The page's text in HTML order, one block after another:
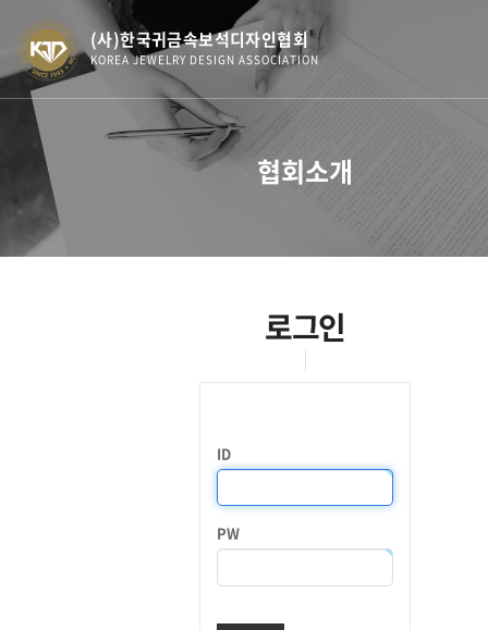
(사)한국귀금속보석디자인협회
KOREA JEWELRY DESIGN ASSOCIATION
협회소개
로그인
ID
PW